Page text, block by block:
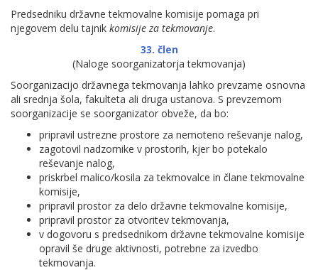
Predsedniku državne tekmovalne komisije pomaga pri
njegovem delu tajnik komisije za tekmovanje.
33. člen
(Naloge soorganizatorja tekmovanja)
Soorganizacijo državnega tekmovanja lahko prevzame osnovna
ali srednja šola, fakulteta ali druga ustanova. S prevzemom
soorganizacije se soorganizator obveže, da bo:
pripravil ustrezne prostore za nemoteno reševanje nalog,
zagotovil nadzornike v prostorih, kjer bo potekalo
reševanje nalog,
priskrbel malico/kosila za tekmovalce in člane tekmovalne
komisije,
pripravil prostor za delo državne tekmovalne komisije,
pripravil prostor za otvoritev tekmovanja,
v dogovoru s predsednikom državne tekmovalne komisije
opravil še druge aktivnosti, potrebne za izvedbo
tekmovanja.